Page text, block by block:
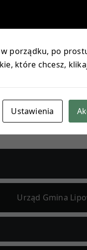
do Chlebowej
Piliśmy
Długo
Urząd Gmina
porządku, po
które chcesz,
Ustawienia